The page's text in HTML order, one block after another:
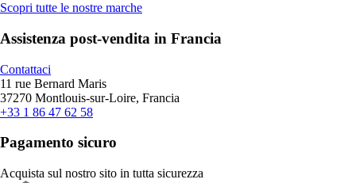
Scopri tutte le nostre marche
Assistenza post-vendita in Francia
Contattaci
11 rue Bernard Maris
37270 Montlouis-sur-Loire, Francia
+33 1 86 47 62 58
Pagamento sicuro
Acquista sul nostro sito in tutta sicurezza